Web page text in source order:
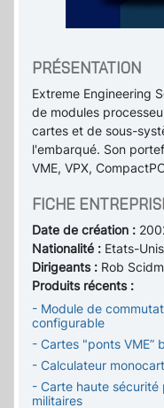
PRÉSENTATION
Extreme Engineering
de modules
cartes et de sous-
l'embarqué. Son
VME, VPX,
FICHE
Date de création :
Nationalité : Etats-Unis
Dirigeants : Rob
Produits récents :
- Module de
configurable
- Cartes "ponts VME”
- Calculateur
- Carte haute
militaires